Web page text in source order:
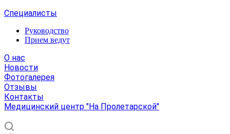
Специалисты
Руководство
Прием ведут
О нас
Новости
Фотогалерея
Отзывы
Контакты
Медицинский центр "На Пролетарской"